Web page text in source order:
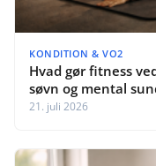
KONDITION & VO2
Hvad gør fitness
søvn og mental
21. juli 2026